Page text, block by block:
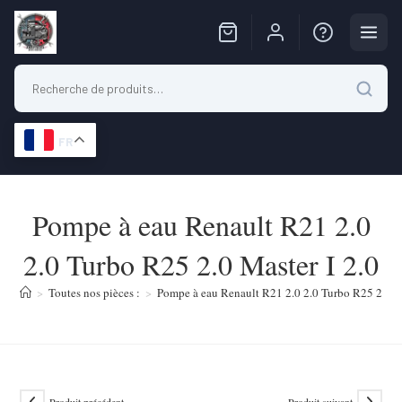
FR
contentPompe à eau Renault R21 2.0
2.0 Turbo R25 2.0 Master I 2.0
> Toutes nos pièces : > Pompe à eau Renault R21 2.0 2.0 Turbo R25 2.0